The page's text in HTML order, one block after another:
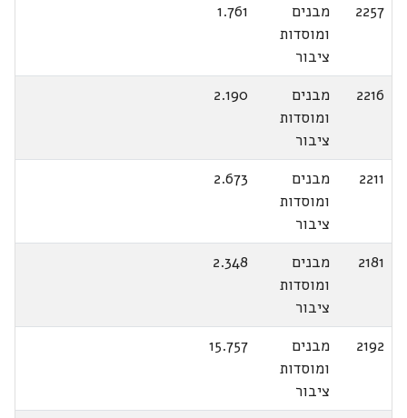
2257
מבנים
ומוסדות
ציבור
1.761
2216
מבנים
ומוסדות
ציבור
2.190
2211
מבנים
ומוסדות
ציבור
2.673
2181
מבנים
ומוסדות
ציבור
2.348
2192
מבנים
ומוסדות
ציבור
15.757